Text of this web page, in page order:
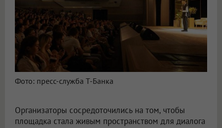
Фото: пресс-служба Т-Банка
Организаторы сосредоточились на том, чтобы
площадка стала живым пространством для диалога